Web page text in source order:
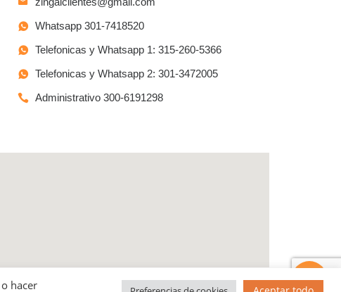
Whatsapp 301-7418520
Telefonicas y Whatsapp 1: 315-260-5366
Telefonicas y Whatsapp 2: 301-3472005
Administrativo 300-6191298
Tienes preguntas?